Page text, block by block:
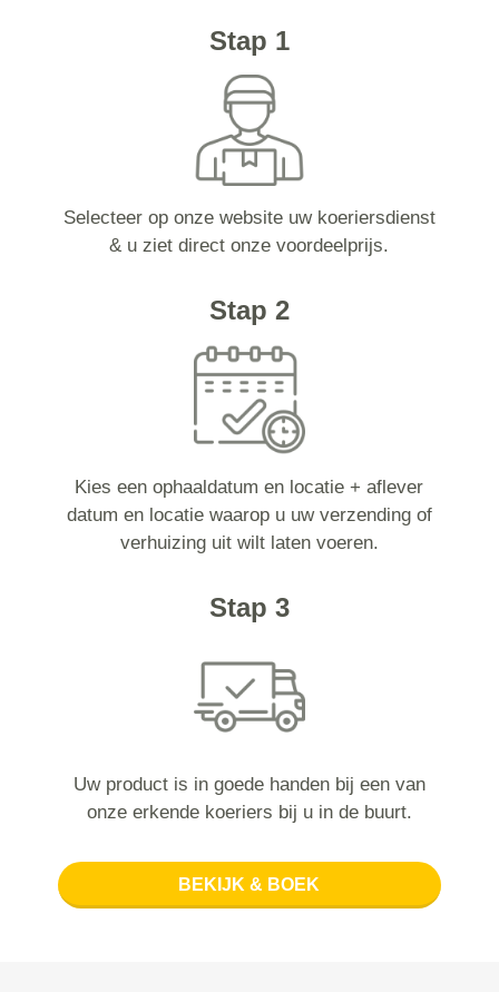
Stap 1
Selecteer op onze website uw koeriersdienst
& u ziet direct onze voordeelprijs.
Stap 2
Kies een ophaaldatum en locatie + aflever
datum en locatie waarop u uw verzending of
verhuizing uit wilt laten voeren.
Stap 3
Uw product is in goede handen bij een van
onze erkende koeriers bij u in de buurt.
BEKIJK & BOEK